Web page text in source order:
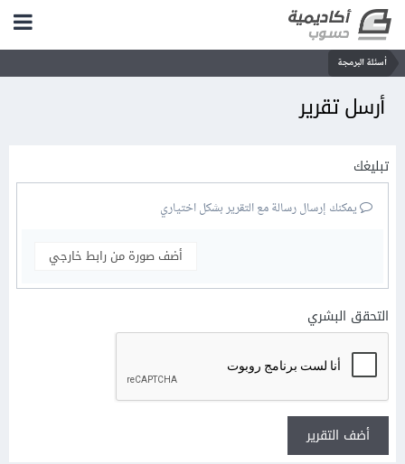
أسئلة البرمجة
أرسل تقرير
تبليغك
يمكنك إرسال رسالة مع التقرير بشكل اختياري
أضف صورة من رابط خارجي
التحقق البشري
أضف التقرير